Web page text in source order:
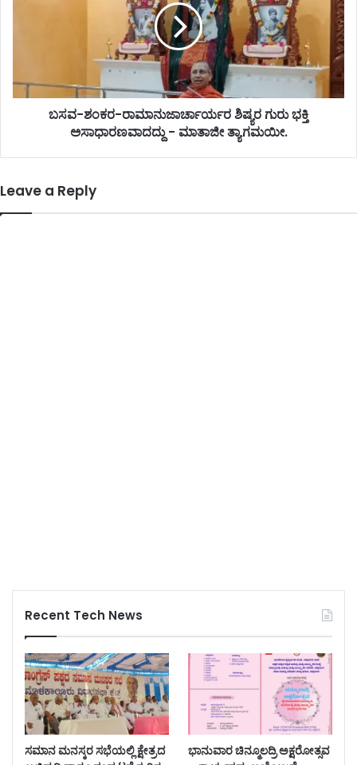
ಬಸವ-ಶಂಕರ-ರಾಮಾನುಜಾರ್ಚಾರ್ಯರ ಶಿಷ್ಯರ ಗುರು ಭಕ್ತಿ
ಅಸಾಧಾರಣವಾದದ್ದು - ಮಾತಾಜೀ ತ್ಯಾಗಮಯೀ.
Leave a Reply
Recent Tech News
ಸಮಾನ ಮನಸ್ಕರ ಸಭೆಯಲ್ಲಿ ಕ್ಷೇತ್ರದ
ಭಾನುವಾರ ಚಿನ್ಮೂಲದ್ರಿ ಅಕ್ಷರೋತ್ಸವ